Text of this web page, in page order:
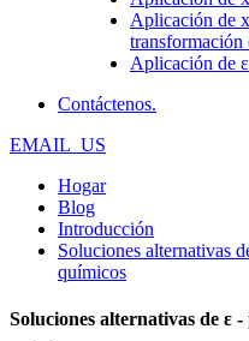
Aplicación de
Aplicación de
Contáctenos.
EMAIL_US
Hogar
Blog
Introducción
Soluciones alternativas
químicos
Soluciones alternativas de ε